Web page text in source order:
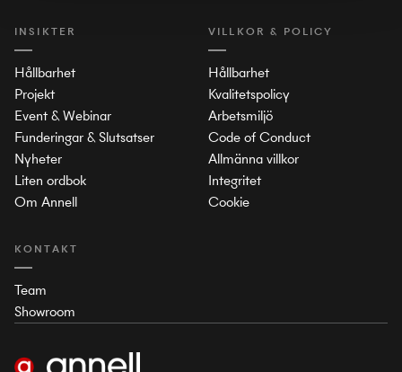
INSIKTER
Hållbarhet
Projekt
Event & Webinar
Funderingar & Slutsatser
Nyheter
Liten ordbok
Om Annell
KONTAKT
Team
Showroom
VILLKOR & POLICY
Hållbarhet
Kvalitetspolicy
Arbetsmiljö
Code of Conduct
Allmänna villkor
Integritet
Cookie